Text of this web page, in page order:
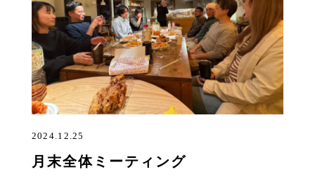
2024.12.25
月末全体ミーティング